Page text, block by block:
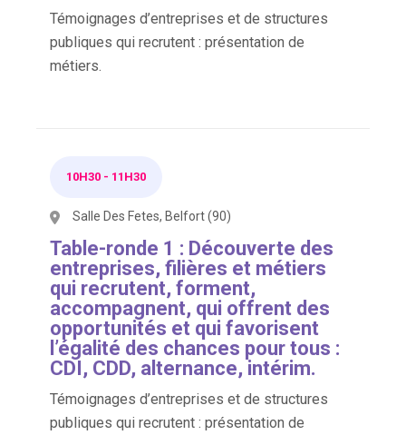
Témoignages d’entreprises et de structures
publiques qui recrutent : présentation de
métiers.
10H30 - 11H30
Salle Des Fetes, Belfort (90)
Table-ronde 1 : Découverte des
entreprises, filières et métiers
qui recrutent, forment,
accompagnent, qui offrent des
opportunités et qui favorisent
l’égalité des chances pour tous :
CDI, CDD, alternance, intérim.
Témoignages d’entreprises et de structures
publiques qui recrutent : présentation de